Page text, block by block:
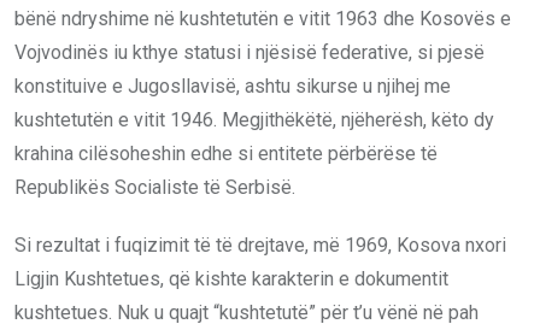
bënë ndryshime në kushtetutën e vitit 1963 dhe Kosovës e
Vojvodinës iu kthye statusi i njësisë federative, si pjesë
konstituive e Jugosllavisë, ashtu sikurse u njihej me
kushtetutën e vitit 1946. Megjithëkëtë, njëherësh, këto dy
krahina cilësoheshin edhe si entitete përbërëse të
Republikës Socialiste të Serbisë.
Si rezultat i fuqizimit të të drejtave, më 1969, Kosova nxori
Ligjin Kushtetues, që kishte karakterin e dokumentit
kushtetues. Nuk u quajt “kushtetutë” për t’u vënë në pah